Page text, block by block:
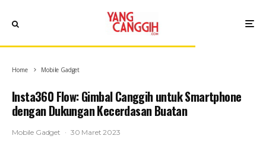
Home Mobile Gadget
Insta360 Flow: Gimbal Canggih untuk Smartphone
dengan Dukungan Kecerdasan Buatan
Mobile Gadget · 30 Maret 2023